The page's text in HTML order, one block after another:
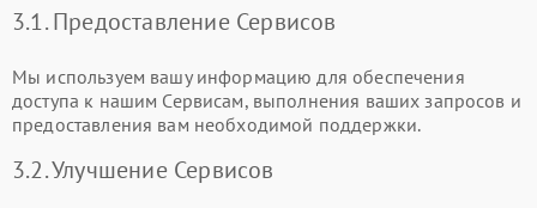
3.1. Предоставление Сервисов
Мы используем вашу информацию для обеспечения
доступа к нашим Сервисам, выполнения ваших запросов и
предоставления вам необходимой поддержки.
3.2. Улучшение Сервисов